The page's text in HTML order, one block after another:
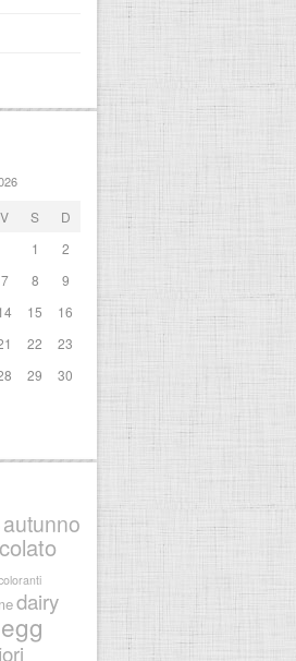
V S
D
1
2
7 8
9
15
16
22
23
29
30
autunno
dairy
egg